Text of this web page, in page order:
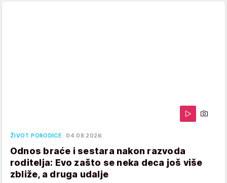
ŽIVOT PORODICE 04.08.2026.
Odnos braće i sestara nakon razvoda
roditelja: Evo zašto se neka deca još više
zbliže, a druga udalje